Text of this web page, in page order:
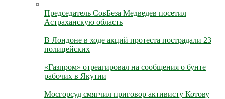
Председатель СовБеза Медведев посетил
Астраханскую область
В Лондоне в ходе акций протеста пострадали 23
полицейских
«Газпром» отреагировал на сообщения о бунте
рабочих в Якутии
Мосгорсуд смягчил приговор активисту Котову